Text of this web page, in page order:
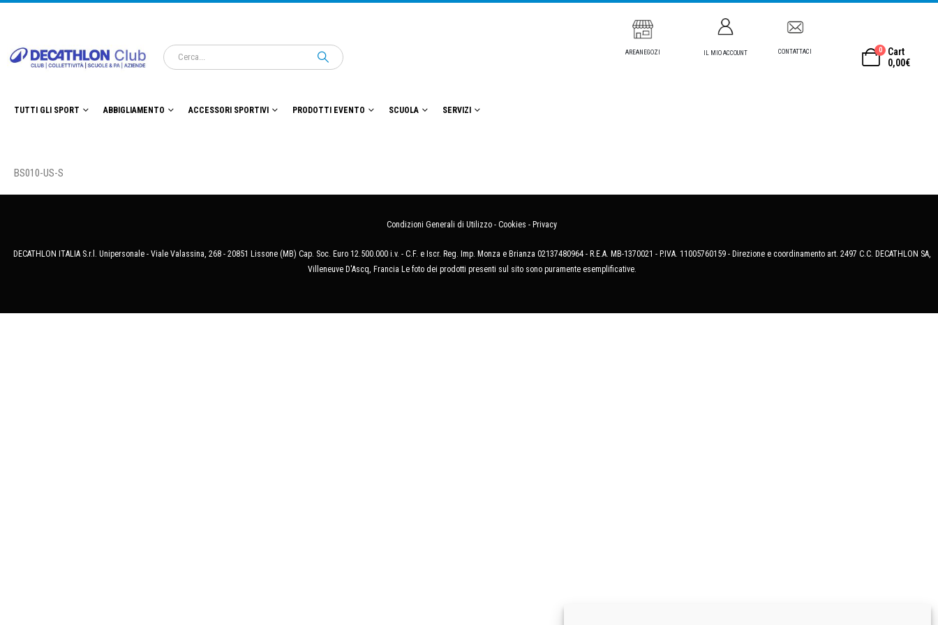
AREANEGOZI IL MIO ACCOUNT CONTATTACI 0
Cart
0,00€
TUTTI GLI SPORT ABBIGLIAMENTO ACCESSORI SPORTIVI PRODOTTI EVENTO SCUOLA SERVIZI
BS010-US-S
Condizioni Generali di Utilizzo - Cookies - Privacy
DECATHLON ITALIA S.r.l. Unipersonale - Viale Valassina, 268 - 20851 Lissone (MB) Cap. Soc. Euro 12.500.000 i.v. - C.F. e Iscr. Reg. Imp. Monza e Brianza 02137480964 - R.E.A. MB-1370021 - P.IVA. 11005760159 - Direzione e coordinamento art. 2497 C.C. DECATHLON SA,
Villeneuve D'Ascq, Francia Le foto dei prodotti presenti sul sito sono puramente esemplificative.